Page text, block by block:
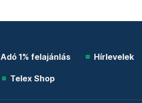
Adó 1% felajánlás Hírlevelek
Telex Shop